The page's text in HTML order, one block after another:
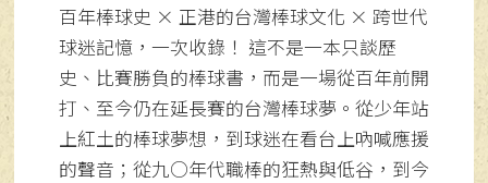
百年棒球史 × 正港的台灣棒球文化 × 跨世代
球迷記憶，一次收錄！ 這不是一本只談歷
史、比賽勝負的棒球書，而是一場從百年前開
打、至今仍在延長賽的台灣棒球夢。從少年站
上紅土的棒球夢想，到球迷在看台上吶喊應援
的聲音；從九○年代職棒的狂熱與低谷，到今